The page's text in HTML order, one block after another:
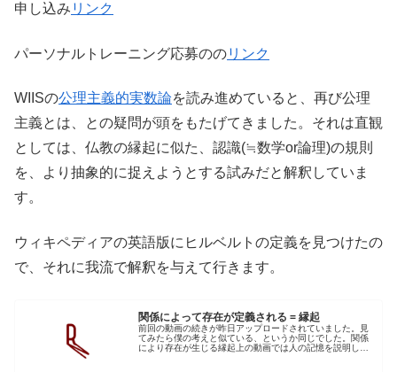
申し込み リンク
パーソナルトレーニング応募ののリンク
WIISの公理主義的実数論を読み進めていると、再び公理
主義とは、との疑問が頭をもたげてきました。それは直観
としては、仏教の縁起に似た、認識(≒数学or論理)の規則
を、より抽象的に捉えようとする試みだと解釈していま
す。
ウィキペディアの英語版にヒルベルトの定義を見つけたの
で、それに我流で解釈を与えて行きます。
関係によって存在が定義される = 縁起
前回の動画の続きが昨日アップロードされていました。見
てみたら僕の考えと似ている、というか同じでした。関係
により存在が生じる縁起上の動画では人の記憶を説明して